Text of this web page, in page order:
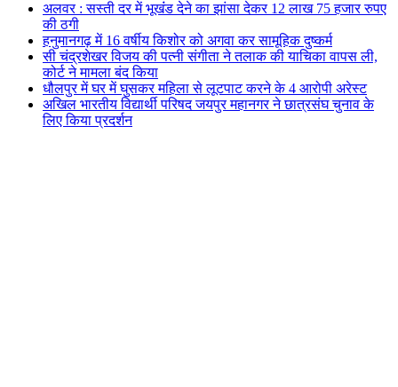
अलवर : सस्ती दर में भूखंंड देने का झांसा देकर 12 लाख 75 हजार रुपए
की ठगी
हनुमानगढ़ में 16 वर्षीय किशोर को अगवा कर सामूहिक दुष्कर्म
सी चंद्रशेखर विजय की पत्नी संगीता ने तलाक की याचिका वापस ली,
कोर्ट ने मामला बंद किया
धौलपुर में घर में घुसकर महिला से लूटपाट करने के 4 आरोपी अरेस्ट
अखिल भारतीय विद्यार्थी परिषद जयपुर महानगर ने छात्रसंघ चुनाव के
लिए किया प्रदर्शन